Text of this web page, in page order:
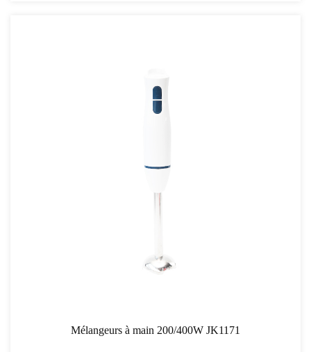
Mélangeurs à main 200/400W JK1171